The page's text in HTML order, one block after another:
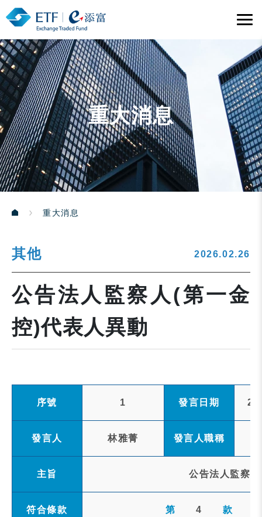
重大消息
重大消息
其他 2026.02.26
公告法人監察人(第一金
控)代表人異動
序號 1 發言日期
發言人 林雅菁 發言人職稱
主旨 公告法人監察
符合條款 第 4 款